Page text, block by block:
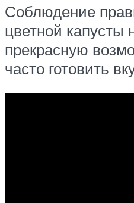
Соблюдение
цветной капусты
прекрасную
часто готовить